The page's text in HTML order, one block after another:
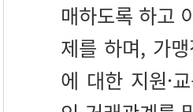
매하도록 하고
제를 하며, 가
에 대한 지원·